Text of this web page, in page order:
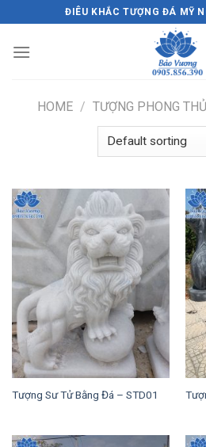
to
content
ĐIÊU KHẮC TƯỢNG ĐÁ MỸ
HOME / TƯỢNG PHONG
Tượng Sư Tử Bằng Đá – STD01